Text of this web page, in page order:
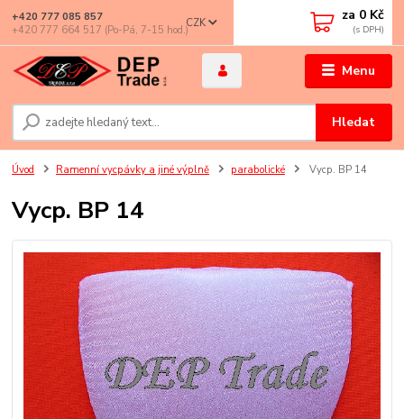
Menu
CZK
Hledat
+420 777 085 857
+420 777 664 517 (Po-Pá, 7-15 hod.)
za 0 Kč
Úvod Ramenní vycpávky a jiné výplně parabolické Vycp. BP 14
Vycp. BP 14